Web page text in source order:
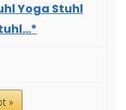
Yoga Stuhl
»